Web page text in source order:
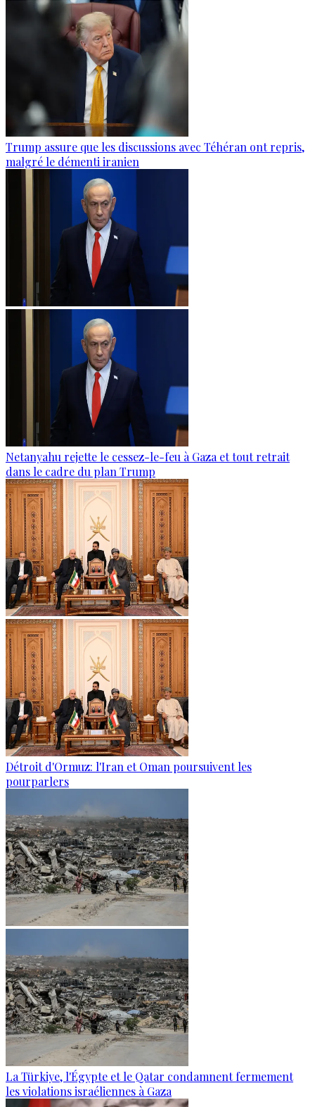
Trump assure que les discussions avec Téhéran ont repris,
malgré le démenti iranien
Netanyahu rejette le cessez-le-feu à Gaza et tout retrait
dans le cadre du plan Trump
Détroit d'Ormuz: l'Iran et Oman poursuivent les
pourparlers
La Türkiye, l'Égypte et le Qatar condamnent fermement
les violations israéliennes à Gaza